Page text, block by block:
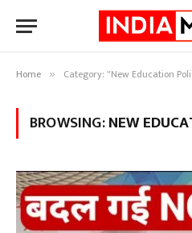
Home » Category: "New Education
BROWSING:NEW